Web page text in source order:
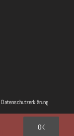
Datenschutzerklärung
OK